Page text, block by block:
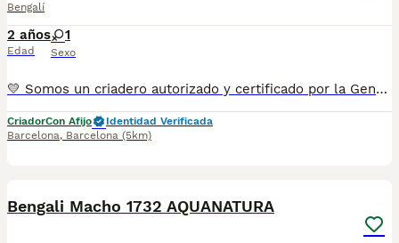
Bengalí
2 años
Edad
1
Sexo
💛 Somos un criadero autorizado y certificado por la Generalitat de Catalunya. 📌 Roger de Flor 45, muy cerca del Arc de Triomf de Barcelona, de Lunes a Sábados, desde las 10h hasta las 21:00h. MAS INFO ☎️ 933095977 📱 685878504 FOTOS Y VIDEOS 💻 www.aquanatura.es 🚙 HACEMOS ENVIOS Se entregan vacunados, desparasitados interna y externamente, con microchip y su registro, con cartilla sanitaria y contrato de garantías, bajo la supervisión de nuestro equipo veterinario.
CriadorCon Afijo
Identidad Verificada
Barcelona, Barcelona (5km)
Bengali Macho 1732 AQUANATURA